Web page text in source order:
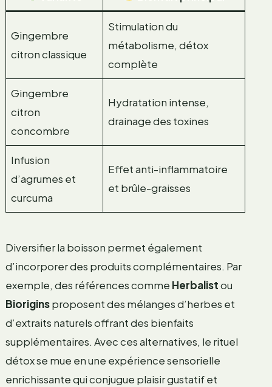
Gingembre
citron classique
Stimulation du
métabolisme, détox
complète
Gingembre
citron
concombre
Hydratation intense,
drainage des toxines
Infusion
d’agrumes et
curcuma
Effet anti-inflammatoire
et brûle-graisses
Diversifier la boisson permet également
d’incorporer des produits complémentaires. Par
exemple, des références comme Herbalistou
Bioriginsproposent des mélanges d’herbes et
d’extraits naturels offrant des bienfaits
supplémentaires. Avec ces alternatives, le rituel
détox se mue en une expérience sensorielle
enrichissante qui conjugue plaisir gustatif et